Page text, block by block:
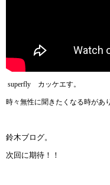
superfly カッケエす。
時々無性に聞きたくなる時があ
鈴木ブログ。
次回に期待！！